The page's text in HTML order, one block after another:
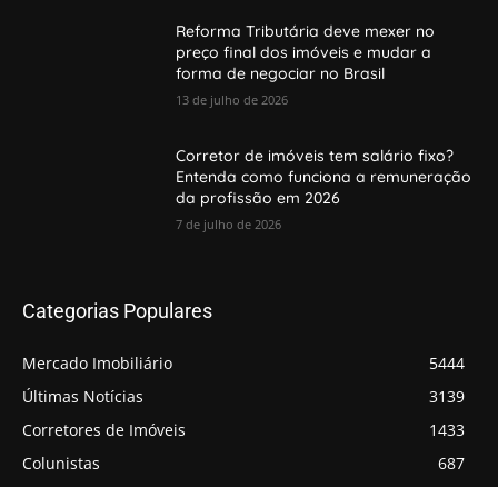
13 de julho de 2026
Corretor de imóveis tem salário fixo?
7 de julho de 2026
Mercado Imobiliário
Corretores de Imóveis
1433
Colunistas
687
Legislação
595
Sem categoria
546